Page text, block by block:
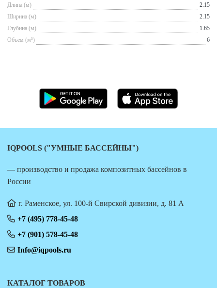
Длина (м)
2.15
Ширина (м)
2.15
Глубина (м)
1.65
Объем (м³)
6
IQPOOLS ("УМНЫЕ БАССЕЙНЫ")
— производство и продажа композитных бассейнов в
России
г. Раменское, ул. 100-й Свирской дивизии, д. 81 А
+7 (495) 778-45-48
+7 (901) 578-45-48
Info@iqpools.ru
КАТАЛОГ ТОВАРОВ